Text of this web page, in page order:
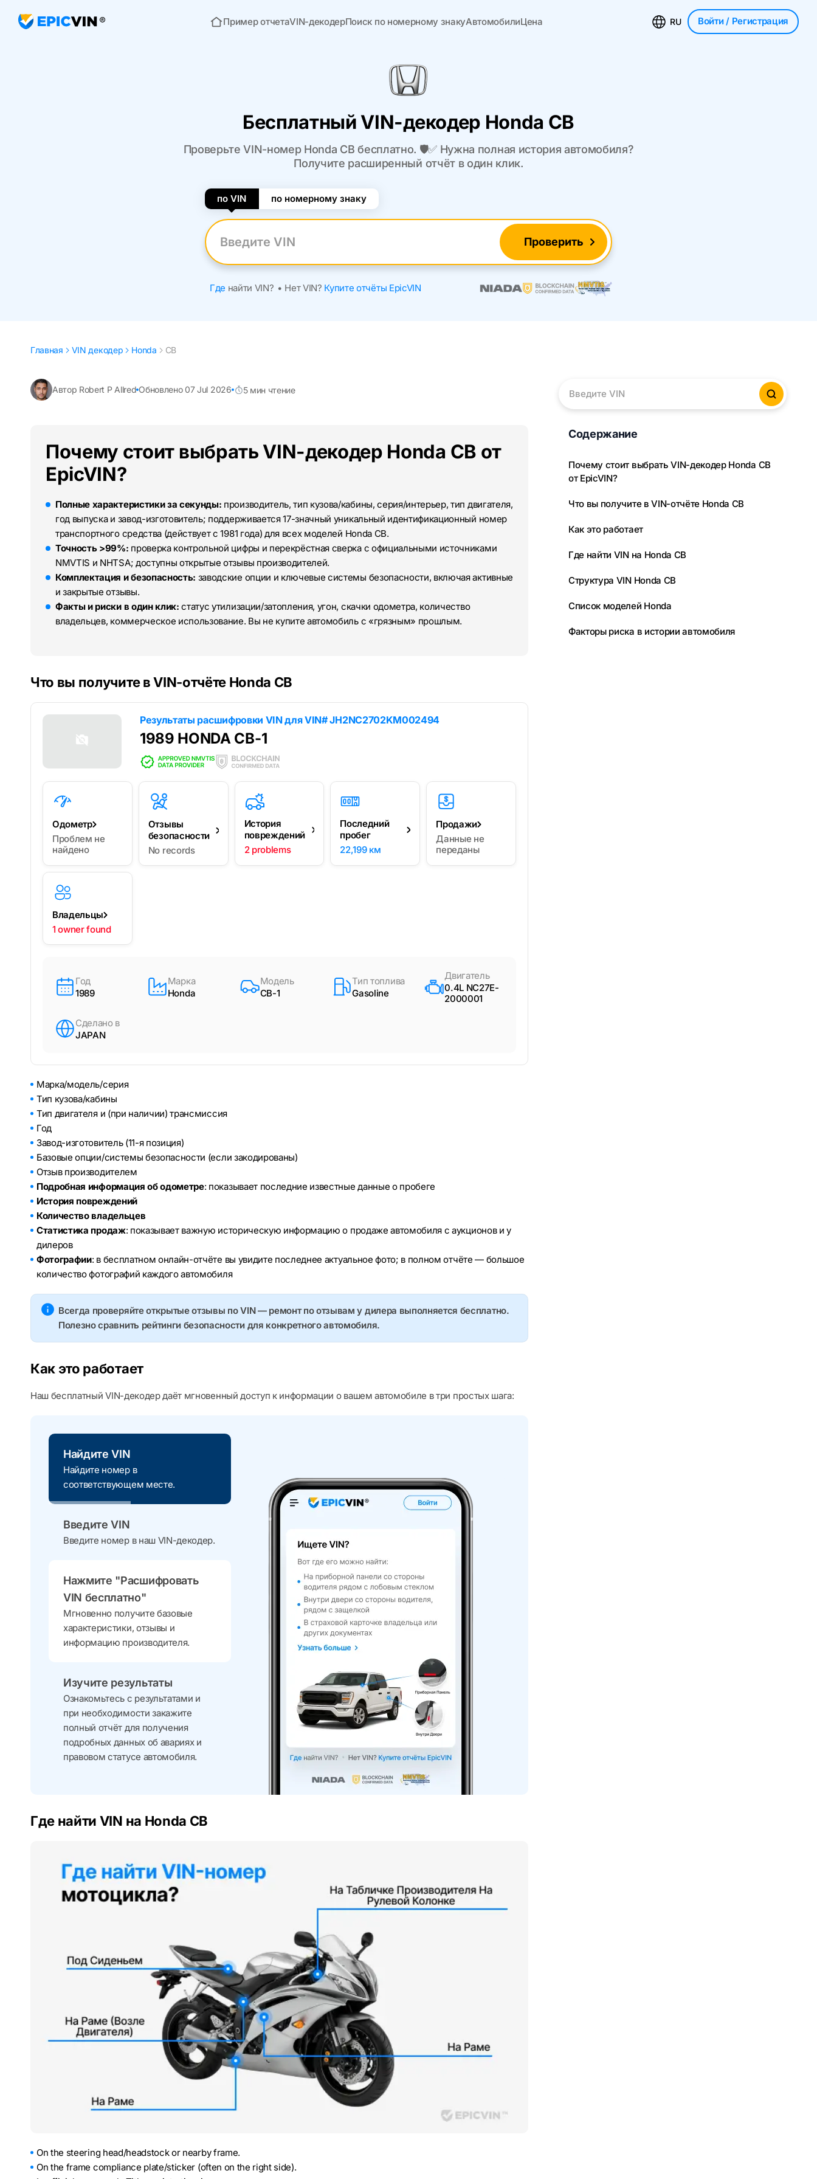
Главная
Пример отчетаVIN-декодерПоиск по номерному знакуАвтомобилиЦена RU Войти/ Регистрация
Бесплатный VIN-декодер Honda CB
Проверьте VIN-номер Honda CB бесплатно. 🛡️✅ Нужна полная история автомобиля?
Получите расширенный отчёт в один клик.
по VIN по номерному знаку
Введите VIN Проверить
Где найти VIN? • Нет VIN? Купите отчёты EpicVIN
Главная VIN декодер Honda CB
Автор Robert P Allred Обновлено 07 Jul 2026 5 мин чтение
Почему стоит выбрать VIN-декодер Honda CB от
EpicVIN?
Полные характеристики за секунды: производитель, тип кузова/кабины, серия/интерьер, тип двигателя,
год выпуска и завод-изготовитель; поддерживается 17-значный уникальный идентификационный номер
транспортного средства (действует с 1981 года) для всех моделей Honda CB.
Точность >99%: проверка контрольной цифры и перекрёстная сверка с официальными источниками
NMVTIS и NHTSA; доступны открытые отзывы производителей.
Комплектация и безопасность: заводские опции и ключевые системы безопасности, включая активные
и закрытые отзывы.
Факты и риски в один клик: статус утилизации/затопления, угон, скачки одометра, количество
владельцев, коммерческое использование. Вы не купите автомобиль с «грязным» прошлым.
Что вы получите в VIN-отчёте Honda CB
Результаты расшифровки VIN дляVIN# JH2NC2702KM002494
1989 HONDA CB-1
Одометр
Проблем не
найдено
Отзывы
безопасности
No records
История
повреждений
2 problems
Последний
пробег
22,199 км
Продажи
Данные не
переданы
Владельцы
1 owner found
Год
1989
Марка
Honda
Модель
CB-1
Тип топлива
Gasoline
Двигатель
0.4L NC27E-
2000001
Сделано в
JAPAN
Марка/модель/серия
Тип кузова/кабины
Тип двигателя и (при наличии) трансмиссия
Год
Завод-изготовитель (11-я позиция)
Базовые опции/системы безопасности (если закодированы)
Отзыв производителем
Подробная информация об одометре: показывает последние известные данные о пробеге
История повреждений
Количество владельцев
Статистика продаж: показывает важную историческую информацию о продаже автомобиля с аукционов и у
дилеров
Фотографии: в бесплатном онлайн-отчёте вы увидите последнее актуальное фото; в полном отчёте — большое
количество фотографий каждого автомобиля
Всегда проверяйте открытые отзывы по VIN — ремонт по отзывам у дилера выполняется бесплатно.
Полезно сравнить рейтинги безопасности для конкретного автомобиля.
Как это работает
Наш бесплатный VIN-декодер даёт мгновенный доступ к информации о вашем автомобиле в три простых шага:
Найдите VIN
Найдите номер в
соответствующем месте.
Введите VIN
Введите номер в наш VIN-декодер.
Нажмите "Расшифровать
VIN бесплатно"
Мгновенно получите базовые
характеристики, отзывы и
информацию производителя.
Изучите результаты
Ознакомьтесь с результатами и
при необходимости закажите
полный отчёт для получения
подробных данных об авариях и
правовом статусе автомобиля.
Где найти VIN на Honda CB
On the steering head/headstock or nearby frame.
On the frame compliance plate/sticker (often on the right side).
Введите VIN
Содержание
Почему стоит выбрать VIN-декодер Honda CB
от EpicVIN?
Что вы получите в VIN-отчёте Honda CB
Как это работает
Где найти VIN на Honda CB
Структура VIN Honda CB
Список моделей Honda
Факторы риска в истории автомобиля